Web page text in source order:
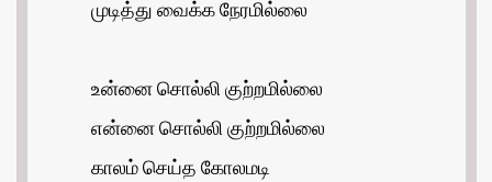
முடித்து வைக்க நேரமில்லை
உன்னை சொல்லி குற்றமில்லை
என்னை சொல்லி குற்றமில்லை
காலம் செய்த கோலமடி